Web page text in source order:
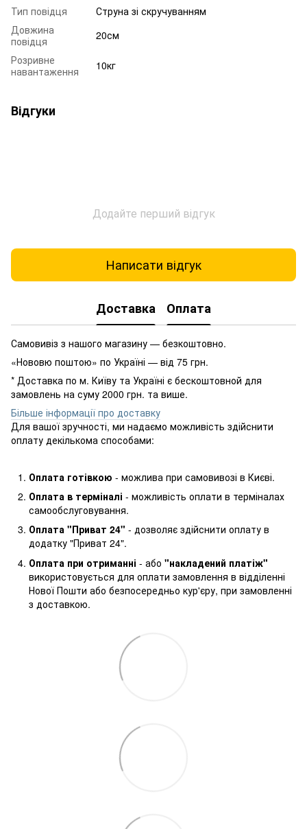
Тип повідця
Струна зі скручуванням
Довжина
повідця
20см
Розривне
навантаження
10кг
Відгуки
Додайте перший відгук
Написати відгук
Доставка Оплата
Самовивіз з нашого магазину — безкоштовно.
«Нововю поштою» по Україні — від 75 грн.
* Доставка по м. Київу та Україні є бескоштовной для
замовлень на суму 2000 грн. та више.
Більше інформації про доставку
Для вашої зручності, ми надаємо можливість здійснити
оплату декількома способами:
Оплата готівкою - можлива при самовивозі в Києві.
Оплата в терміналі - можливість оплати в терміналах
самообслуговування.
Оплата "Приват 24" - дозволяє здійснити оплату в
додатку "Приват 24".
Оплата при отриманні - або "накладений платіж"
використовується для оплати замовлення в відділенні
Нової Пошти або безпосередньо кур'єру, при замовленні
з доставкою.